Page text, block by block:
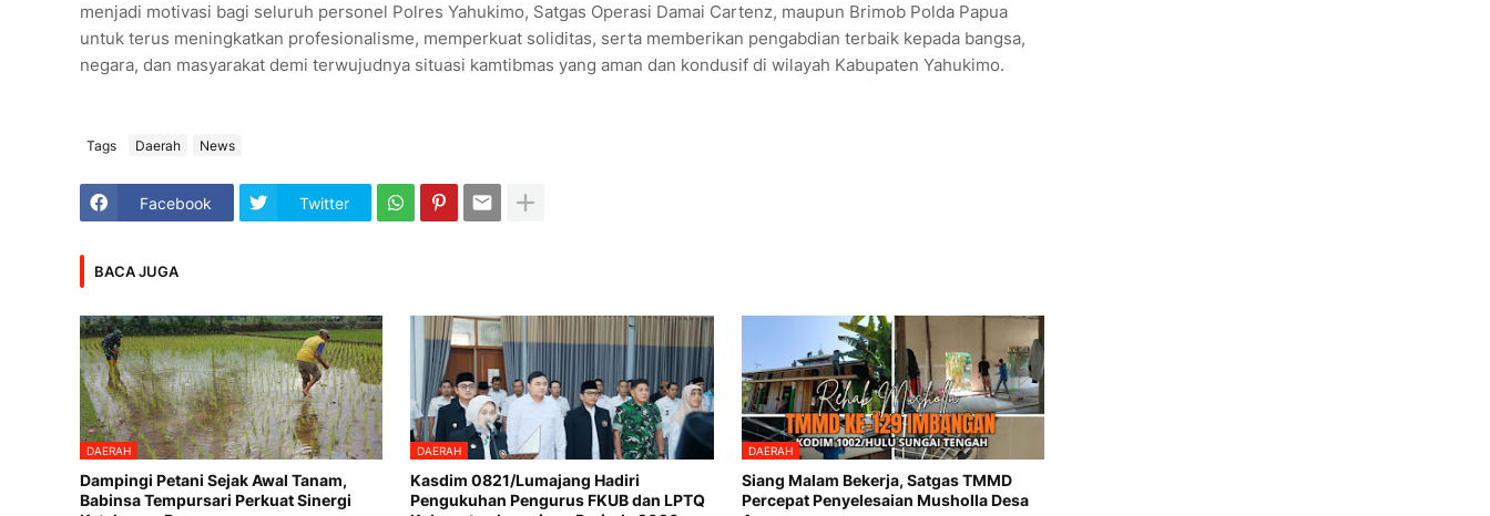
menjadi motivasi bagi seluruh personel Polres Yahukimo, Satgas Operasi Damai Cartenz, maupun Brimob Polda Papua
untuk terus meningkatkan profesionalisme, memperkuat soliditas, serta memberikan pengabdian terbaik kepada bangsa,
negara, dan masyarakat demi terwujudnya situasi kamtibmas yang aman dan kondusif di wilayah Kabupaten Yahukimo.
Tags Daerah News
Facebook Twitter
BACA JUGA
DAERAH
Dampingi Petani Sejak Awal Tanam,
Babinsa Tempursari Perkuat Sinergi
DAERAH
Kasdim 0821/Lumajang Hadiri
Pengukuhan Pengurus FKUB dan LPTQ
DAERAH
Siang Malam Bekerja, Satgas TMMD
Percepat Penyelesaian Musholla Desa